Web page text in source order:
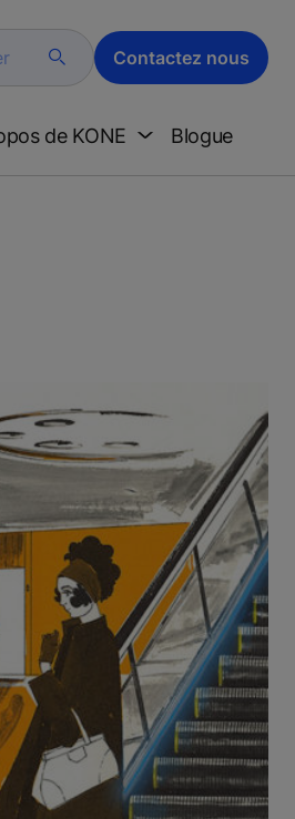
Contactez nous
de KONE Blogue